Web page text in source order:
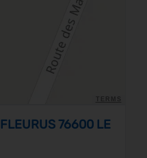
76600 LE